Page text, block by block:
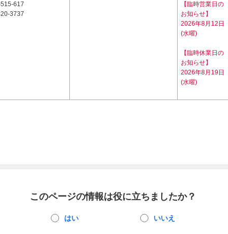
617
3737
【臨時営業日の
お知らせ】
2026年8月12日
(水曜)
【臨時休業日の
お知らせ】
2026年8月19日
(水曜)
このページの情報は役に立ちましたか？
はい いいえ